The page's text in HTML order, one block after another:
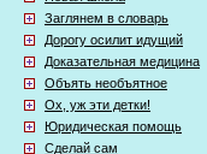
Заглянем в словарь
Дорогу осилит идущий
Доказательная медицина
Объять необъятное
Ох, уж эти детки!
Юридическая помощь
Сделай сам